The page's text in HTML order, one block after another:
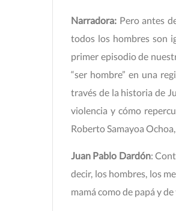
Narradora: Pero antes
todos los hombres son
primer episodio de
“ser hombre” en una
través de la historia de
violencia y cómo
Roberto Samayoa
Juan Pablo Dardón:
decir, los hombres, los
mamá como de papá y